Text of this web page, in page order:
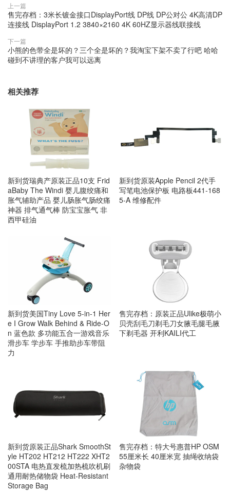
上一篇
售完存档：3米长镀金接口DisplayPort线 DP线 DP公对公 4K高清DP
连接线 DisplayPort 1.2 3840×2160 4K 60HZ显示器线联接线
下一篇
小熊的色带全是坏的？三个全是坏的？我淘宝下架不卖了行吧 哈哈
碰到不讲理的客户我可以远离
相关推荐
新到货瑞典产原装正品10支 Frid
aBaby The Windi 婴儿腹绞痛和
胀气辅助产品 婴儿肠胀气肠绞痛
神器 排气通气棒 防宝宝胀气 非
西甲硅油
新到货原装Apple Pencil 2代手
写笔电池保护板 电路板441-168
5-A 维修配件
新到货美国Tiny Love 5-in-1 Her
e I Grow Walk Behind & Ride-O
n 蓝色款 多功能五合一游戏音乐
滑步车 学步车 手推助步车带阻
力
售完存档：原装正品Ulike极萌小
贝壳刮毛刀剃毛刀女腋毛腿毛腋
下剃毛器 开利KAILI代工
新到货原装正品Shark SmoothSt
yle HT202 HT212 HT222 XHT2
00STA 电热直发梳加热梳吹机刷
通用耐热储物袋 Heat-Resistant
Storage Bag
售完存档：特大号惠普HP OSM
55厘米长 40厘米宽 抽绳收纳袋
杂物袋